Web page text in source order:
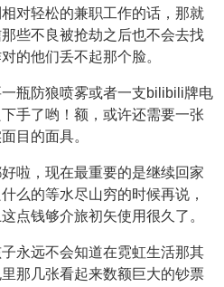
对轻松的兼职工作的话，那就
些不良被抢劫之后也不会去找
的他们丢不起那个脸。
瓶防狼喷雾或者一支bilibili牌电
手了哟！额，或许还需要一张
目的面具。
啦，现在最重要的是继续回家
么的等水尽山穷的时候再说，
点钱够介旅初矢使用很久了。
永远不会知道在霓虹生活那其
那几张看起来数额巨大的钞票